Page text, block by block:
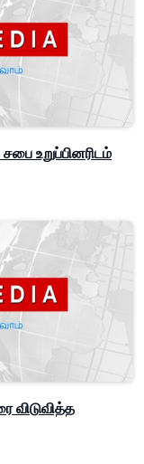
உறுப்பினரிடம்
விடுவித்த